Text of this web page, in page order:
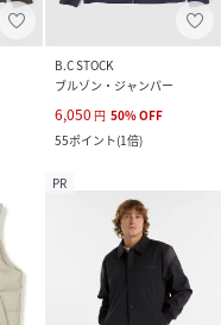
B.C STOCK
ブルゾン・ジャンパー
6,050 円 50%OFF
55ポイント(1倍)
PR